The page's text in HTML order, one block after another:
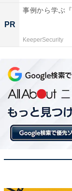
PR
事例から学ぶ
KeeperSecurity